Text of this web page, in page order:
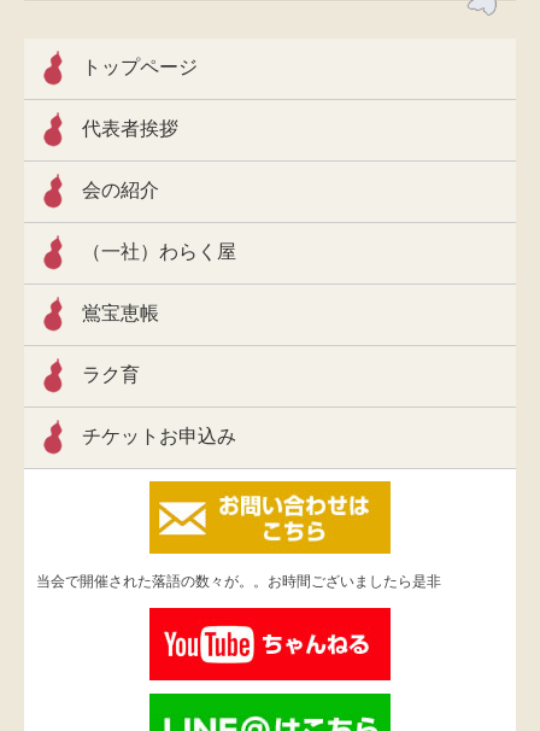
トップページ
代表者挨拶
会の紹介
（一社）わらく屋
鴬宝恵帳
ラク育
チケットお申込み
当会で開催された落語の数々が。。お時間ございましたら是非